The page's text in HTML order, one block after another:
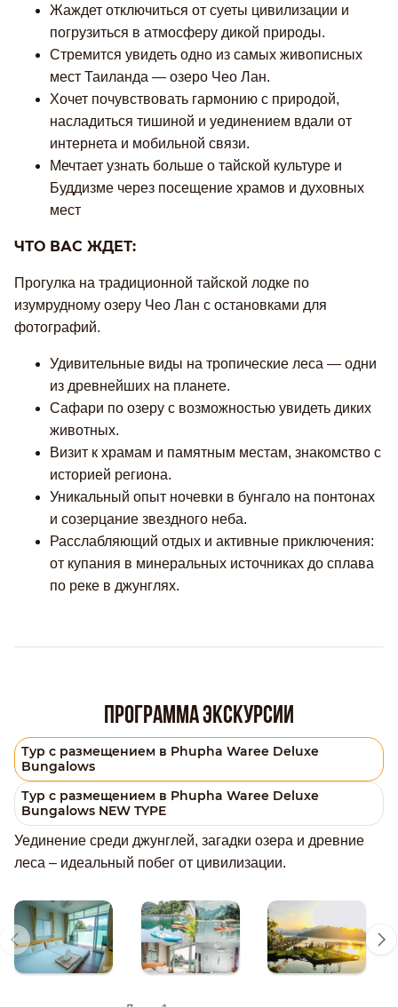
Жаждет отключиться от суеты цивилизации и
погрузиться в атмосферу дикой природы.
Стремится увидеть одно из самых живописных
мест Таиланда — озеро Чео Лан.
Хочет почувствовать гармонию с природой,
насладиться тишиной и уединением вдали от
интернета и мобильной связи.
Мечтает узнать больше о тайской культуре и
Буддизме через посещение храмов и духовных
мест
ЧТО ВАС ЖДЕТ:
Прогулка на традиционной тайской лодке по
изумрудному озеру Чео Лан с остановками для
фотографий.
Удивительные виды на тропические леса — одни
из древнейших на планете.
Сафари по озеру с возможностью увидеть диких
животных.
Визит к храмам и памятным местам, знакомство с
историей региона.
Уникальный опыт ночевки в бунгало на понтонах
и созерцание звездного неба.
Расслабляющий отдых и активные приключения:
от купания в минеральных источниках до сплава
по реке в джунглях.
Программа экскурсии
Тур с размещением в Phupha Waree Deluxe
Bungalows
Тур с размещением в Phupha Waree Deluxe
Bungalows NEW TYPE
Уединение среди джунглей, загадки озера и древние
леса – идеальный побег от цивилизации.